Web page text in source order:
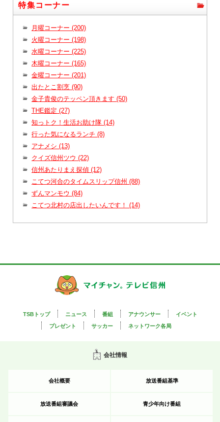
特集コーナー
月曜コーナー (200)
火曜コーナー (198)
水曜コーナー (225)
木曜コーナー (165)
金曜コーナー (201)
出たとこ割烹 (90)
金子貴俊のテッペン頂きます (50)
THE鑑定 (27)
知っトク！生活お助け隊 (14)
行った気になるランチ (8)
アナメシ (13)
クイズ信州ツウ (22)
信州あたりまえ探偵 (12)
こてつ河合のタイムスリップ信州 (88)
ずんマンモウ (84)
こてつ北村の店出したいんです！ (14)
TSBトップ ニュース 番組 アナウンサー
イベント
プレゼント
サッカー ネットワーク各局
会社情報
会社概要 放送番組基準
放送番組審議会 青少年向け番組